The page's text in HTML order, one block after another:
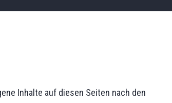
Inhalte auf diesen Seiten nach den